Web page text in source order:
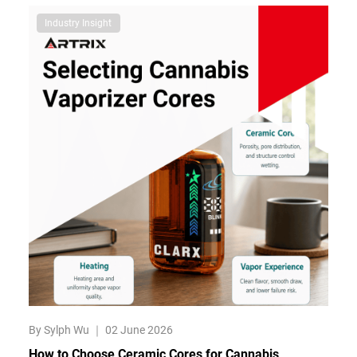
Industry Insight
By Sylph Wu ｜ 02 June 2026
How to Choose Ceramic Cores for Cannabis